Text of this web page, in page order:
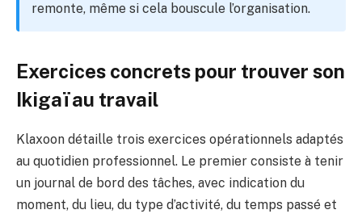
remonte, même si cela bouscule l’organisation.
Exercices concrets pour trouver son
Ikigaï au travail
Klaxoon détaille trois exercices opérationnels adaptés
au quotidien professionnel. Le premier consiste à tenir
un journal de bord des tâches, avec indication du
moment, du lieu, du type d’activité, du temps passé et